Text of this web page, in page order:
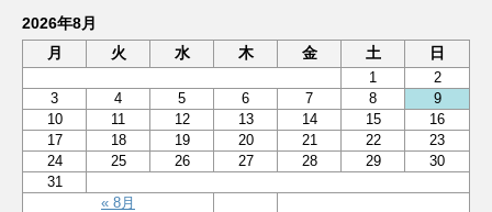
2026年8月
月
火 水 木 金 土 日
« 8月
1
2
3
4 5 6 7 8
9
10
11 12 13 14 15
16
17
18 19 20 21 22
23
24
25 26 27 28 29
30
31